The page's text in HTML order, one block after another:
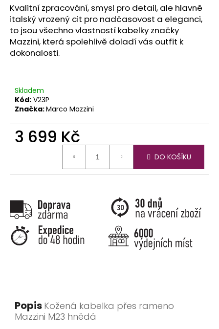
Kvalitní zpracování, smysl pro detail, ale hlavně
italský vrozený cit pro nadčasovost a eleganci,
to jsou všechno vlastností kabelky značky
Mazzini, která spolehlivě doladí vás outfit k
dokonalosti.
Skladem
Kód: V23P
Značka:Marco Mazzini
3 699 Kč
DO KOŠÍKU
Popis Kožená kabelka přes rameno
Mazzini M23 hnědá
č
u
j
e
m